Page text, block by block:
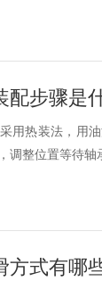
配步骤是
用热装法，用
调整位置等待轴
方式有哪